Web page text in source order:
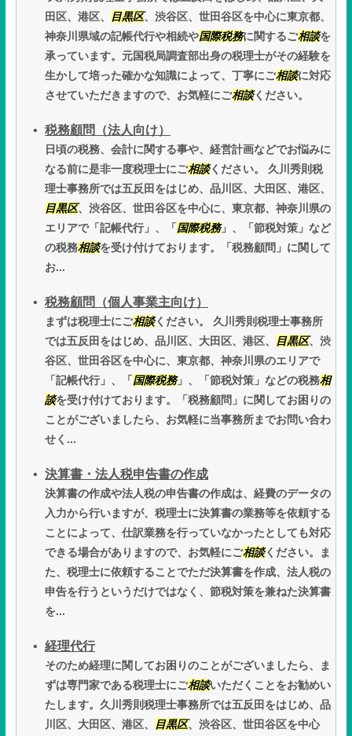
田区、港区、
目黒区、渋谷区、世田谷区を中心に東京都、
神奈川県域の記帳代行や相続や国際税務に関するご相談を
承っています。元国税局調査部出身の税理士がその経験を
生かして培った確かな知識によって、丁寧にご相談に対応
させていただきますので、お気軽にご相談ください。
税務顧問（法人向け）
日頃の税務、会計に関する事や、経営計画などでお悩みに
なる前に是非一度税理士にご相談ください。 久川秀則税
理士事務所では五反田をはじめ、品川区、大田区、港区、
目黒区、渋谷区、世田谷区を中心に、東京都、神奈川県の
エリアで「記帳代行」、「 国際税務」、「節税対策」など
の税務相談を受け付けております。「税務顧問」に関して
お...
税務顧問（個人事業主向け）
まずは税理士にご相談ください。 久川秀則税理士事務所
では五反田をはじめ、品川区、大田区、港区、
目黒区、渋
谷区、世田谷区を中心に、東京都、神奈川県のエリアで
「記帳代行」、「 国際税務」、「節税対策」などの税務相
談を受け付けております。「税務顧問」に関してお困りの
ことがございましたら、お気軽に当事務所までお問い合わ
せく...
決算書・法人税申告書の作成
決算書の作成や法人税の申告書の作成は、経費のデータの
入力から行いますが、税理士に決算書の業務等を依頼する
ことによって、仕訳業務を行っていなかったとしても対応
できる場合がありますので、お気軽にご相談ください。ま
た、税理士に依頼することでただ決算書を作成、法人税の
申告を行うというだけではなく、節税対策を兼ねた決算書
を...
経理代行
そのため経理に関してお困りのことがございましたら、ま
ずは専門家である税理士にご相談いただくことをお勧めい
たします。久川秀則税理士事務所では五反田をはじめ、品
川区、大田区、港区、
目黒区、渋谷区、世田谷区を中心